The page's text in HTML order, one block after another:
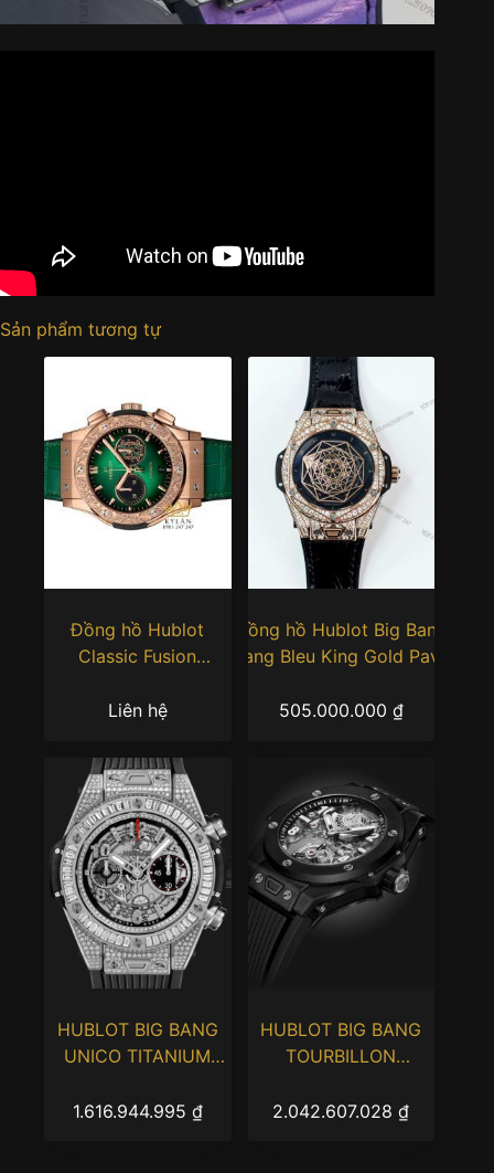
Sản phẩm tương tự
Đồng hồ Hublot
Classic Fusion
Fuente King Gold
Liên hệ
Đồng hồ Hublot Big Bang
Sang Bleu King Gold Pave
465.OS.1118.VR.1704.MXM18
505.000.000 ₫
HUBLOT BIG BANG
UNICO TITANIUM
1.616.944.995 ₫
HUBLOT BIG BANG
TOURBILLON
MAGIC
2.042.607.028₫